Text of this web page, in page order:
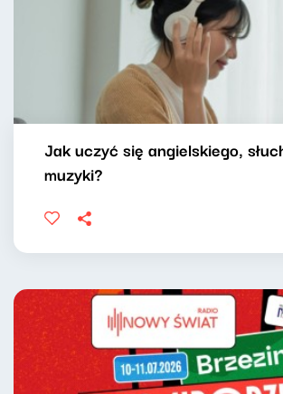
Jak uczyć się angielskiego,
muzyki?